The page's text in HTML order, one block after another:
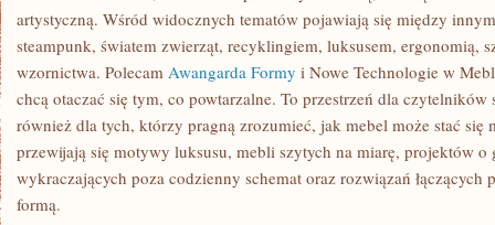
artystyczną. Wśród widocznych tematów pojawiają się między
steampunk, światem zwierząt, recyklingiem, luksusem, ergonomią,
wzornictwa. Polecam Awangarda Formy i Nowe Technologie w
chcą otaczać się tym, co powtarzalne. To przestrzeń dla czytelników
również dla tych, którzy pragną zrozumieć, jak mebel może stać się
przewijają się motywy luksusu, mebli szytych na miarę, projektów
wykraczających poza codzienny schemat oraz rozwiązań łączących
formą.